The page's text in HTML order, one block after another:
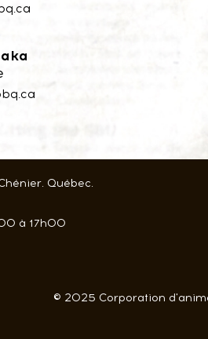
Québec.
à 17h00
© 2025 Corporation